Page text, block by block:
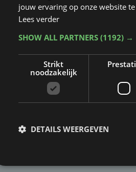
Heb je
jouw ervaring op onze website
Lees verder
SHOW ALL PARTNERS (1192) →
Strikt
noodzakelijk
DETAILS WEERGEVEN